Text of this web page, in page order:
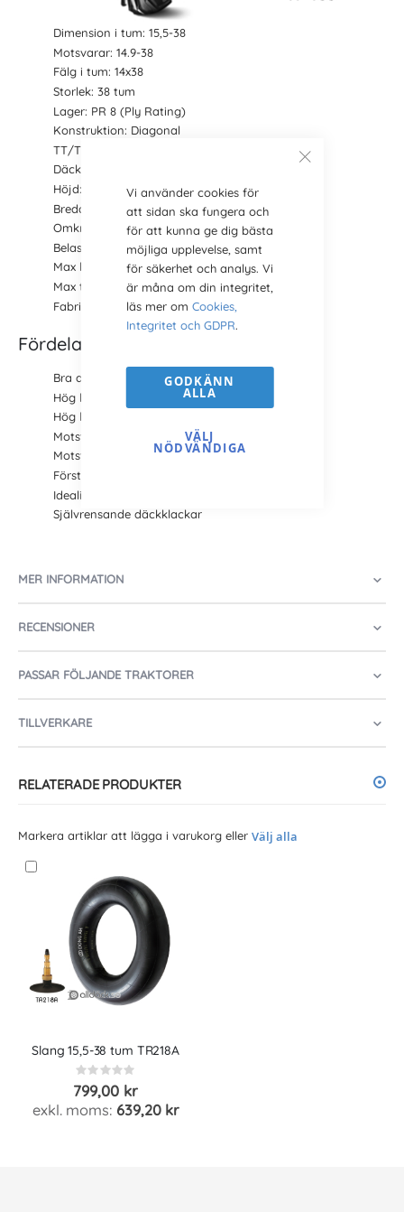
Vi använder cookies för
att sidan ska fungera och
för att kunna ge dig bästa
möjliga upplevelse, samt
för säkerhet och analys. Vi
är måna om din integritet,
läs mer om Cookies,
Integritet och GDPR.
GODKÄNN
ALLA
VÄLJ
NÖDVÄNDIGA
Dimension i tum: 15,5-38
Motsvarar: 14.9-38
Fälg i tum: 14x38
Storlek: 38 tum
Lager: PR 8 (Ply Rating)
Konstruktion: Diagonal
TT/TL: TT (för slang)
Däckmönster:
Höjd: 1585 mm
Bredd: 395 mm
Omkrets: 4660 mm
Belastning: 2060 kg
Max hastighet: 30 km/h
Max tryck: 1.8 bar
Fabrikat: BKT
Fördelar och egenskaper TR 135
Bra dragförmåga
Hög hållbarhet
Hög lastkapacitet
Motståndskraft mot skärande underlag
Motståndskraft mot punktering
Förstärkt däckhölje
Idealiskt för krävande markförhållande
Självrensande däckklackar
MER INFORMATION
RECENSIONER
PASSAR FÖLJANDE TRAKTORER
TILLVERKARE
RELATERADE PRODUKTER
Markera artiklar att lägga i varukorg eller Välj alla
Slang 15,5-38 tum TR218A
Rating:
0%
799,00 kr
639,20 kr